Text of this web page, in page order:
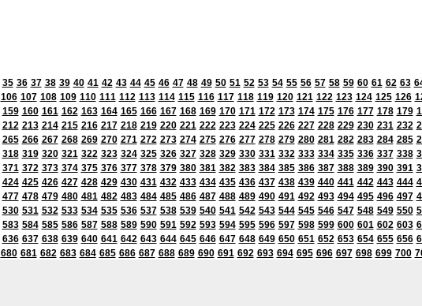
35 36 37 38 39 40 41 42 43 44 45 46 47 48 49 50 51 52 53 54 55 56 57 58 59 60 61 62 63
106 107 108 109 110 111 112 113 114 115 116 117 118 119 120 121 122 123 124 125 126
159 160 161 162 163 164 165 166 167 168 169 170 171 172 173 174 175 176 177 178 179
212 213 214 215 216 217 218 219 220 221 222 223 224 225 226 227 228 229 230 231 232
265 266 267 268 269 270 271 272 273 274 275 276 277 278 279 280 281 282 283 284 285
318 319 320 321 322 323 324 325 326 327 328 329 330 331 332 333 334 335 336 337 338
371 372 373 374 375 376 377 378 379 380 381 382 383 384 385 386 387 388 389 390 391
424 425 426 427 428 429 430 431 432 433 434 435 436 437 438 439 440 441 442 443 444
477 478 479 480 481 482 483 484 485 486 487 488 489 490 491 492 493 494 495 496 497
530 531 532 533 534 535 536 537 538 539 540 541 542 543 544 545 546 547 548 549 550
583 584 585 586 587 588 589 590 591 592 593 594 595 596 597 598 599 600 601 602 603
636 637 638 639 640 641 642 643 644 645 646 647 648 649 650 651 652 653 654 655 656
680 681 682 683 684 685 686 687 688 689 690 691 692 693 694 695 696 697 698 699 700